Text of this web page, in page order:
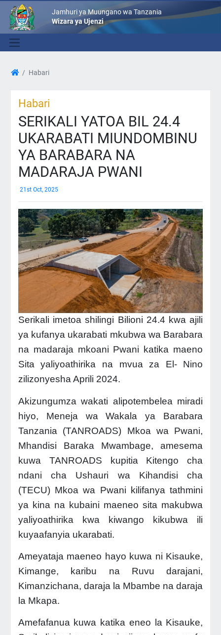
Jamhuri ya Muungano wa Tanzania
Wizara ya Ujenzi
Habari
Habari
SERIKALI YATOA BIL 24.4
UKARABATI MIUNDOMBINU
YA BARABARA NA
MADARAJA PWANI
21st Oct, 2025
Serikali imetoa shilingi Bilioni 24.4 kwa ajili
ya kufanya ukarabati mkubwa wa Barabara
na madaraja mkoani Pwani katika maeno
Sita yaliyoathirika na mvua za El- Nino
zilizonyesha Aprili 2024.
Akizungumza wakati alipotembelea miradi
hiyo, Meneja wa Wakala ya Barabara
Tanzania (TANROADS) Mkoa wa Pwani,
Mhandisi Baraka Mwambage, amesema
kuwa TANROADS kupitia Kitengo cha
ndani cha Ushauri wa Kihandisi cha
(TECU) Mkoa wa Pwani kilifanya tathmini
ya kina na kubaini maeneo sita makubwa
yaliyoathirika kwa kiwango kikubwa ili
kuyaafanyia ukarabati.
Ameyataja maeneo hayo kuwa ni Kisauke,
Kimange, karibu na Ruvu darajani,
Kimanzichana, daraja la Mbambe na daraja
la Mkapa.
Amefafanua kuwa katika eneo la Kisauke,